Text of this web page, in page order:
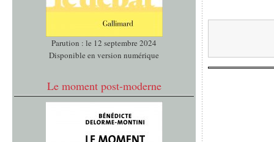
Parution : le 12 septembre 2024
Disponible en version numérique
Le moment post-moderne